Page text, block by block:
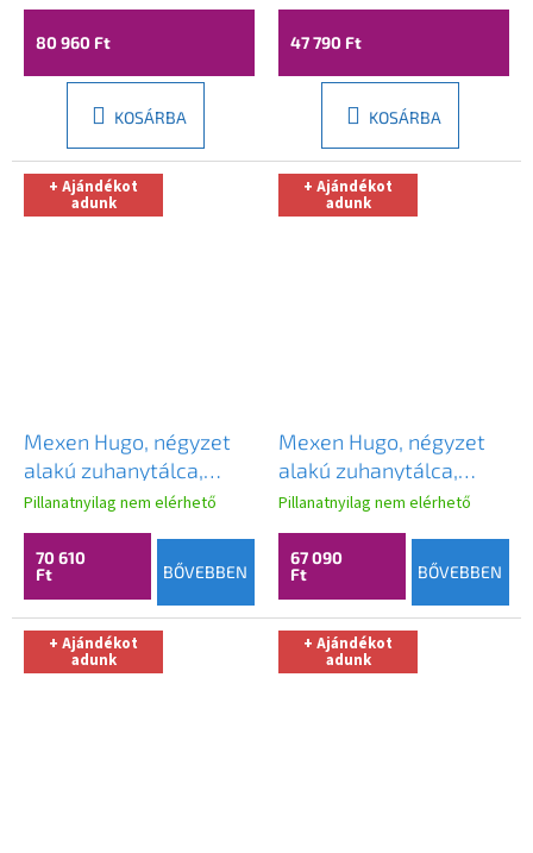
matt szürke, S932-161
80 960 Ft
KOSÁRBA
47 790 Ft
KOSÁRBA
+ Ajándékot
adunk
Mexen Hugo, négyzet
alakú zuhanytálca,
SMC, 90x90cm, bézs,
arany borítás,
42699090-G
Pillanatnyilag nem elérhető
70 610
Ft
BŐVEBBEN
+ Ajándékot
adunk
Mexen Hugo, négyzet
alakú zuhanytálca,
SMC, 90x90cm, bézs,
acél borítás, 42699090-
X
Pillanatnyilag nem elérhető
67 090
Ft
BŐVEBBEN
+ Ajándékot
adunk
+ Ajándékot
adunk